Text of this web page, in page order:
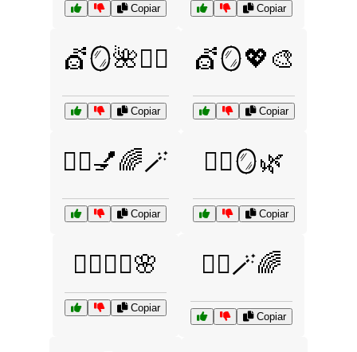
Copiar Copiar
💇🪞🌺💆‍♂️
Copiar
💇🪞💖🎨
Copiar
💇‍♀️💅🌈🪄
Copiar
💇‍♀️🪞🌿
Copiar
💇‍♂️🧖‍♀️🌸
Copiar
💇‍♂️🪄🌈
Copiar